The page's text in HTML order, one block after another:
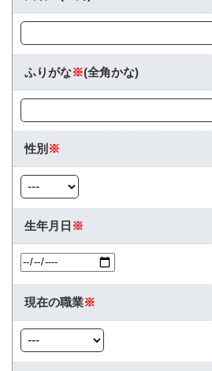
ふりがな※(全角かな)
性別 ※
生年月日 ※
現在の職業※